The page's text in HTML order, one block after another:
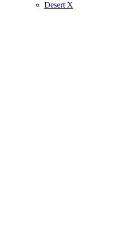
Desert X